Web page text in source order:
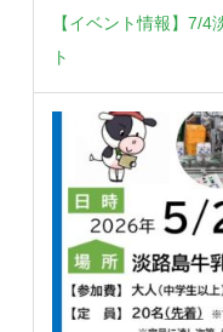
【イベント情報】7/
ト